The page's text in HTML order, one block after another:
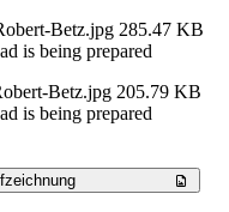
Betz.jpg 285.47 KB
is being prepared
Betz.jpg 205.79 KB
is being prepared